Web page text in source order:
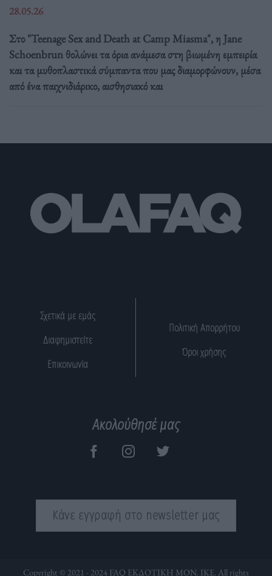
28.05.26
Στο "Teenage Sex and Death at Camp Miasma", η Jane
Schoenbrun θολώνει τα όρια ανάμεσα στη βιωμένη εμπειρία
και τα μυθοπλαστικά σύμπαντα που μας διαμορφώνουν, μέσα
από ένα παιχνιδιάρικο, αισθησιακό και
Σχετικά με εμάς
Διαφημιστείτε
Επικοινωνία
Πολιτική Απορρήτου
Όροι χρήσης
Ακολούθησέ μας
Κάνε εγγραφή στο newsletter μας
Copyright © 2021 - 2024 FAQ ΕΚΔΟΤΙΚΗ ΜΟΝ. ΙΚΕ. All rights